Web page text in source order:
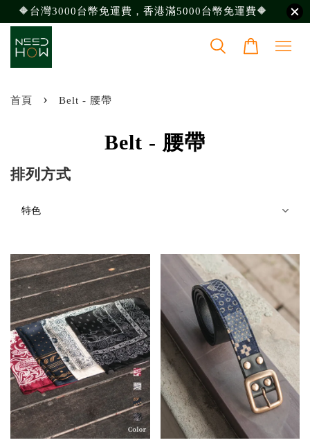
🔶台灣3000台幣免運費，香港滿5000台幣免運費🔶
首頁 › Belt - 腰帶
Belt - 腰帶
排列方式